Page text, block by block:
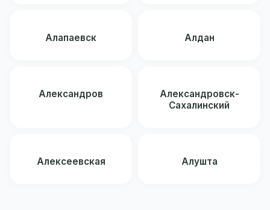
Алапаевск Алдан
Александров
Александровск-
Сахалинский
Алексеевская Алушта